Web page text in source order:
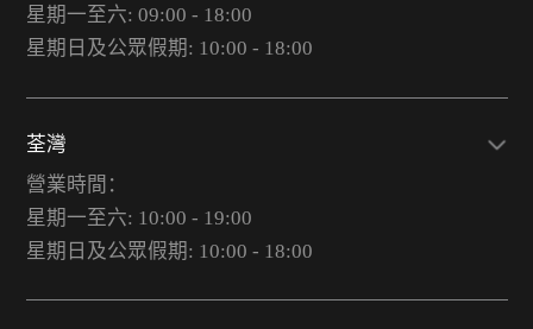
星期一至六: 09:00 - 18:00
星期日及公眾假期: 10:00 - 18:00
荃灣
營業時間：
星期一至六: 10:00 - 19:00
星期日及公眾假期: 10:00 - 18:00